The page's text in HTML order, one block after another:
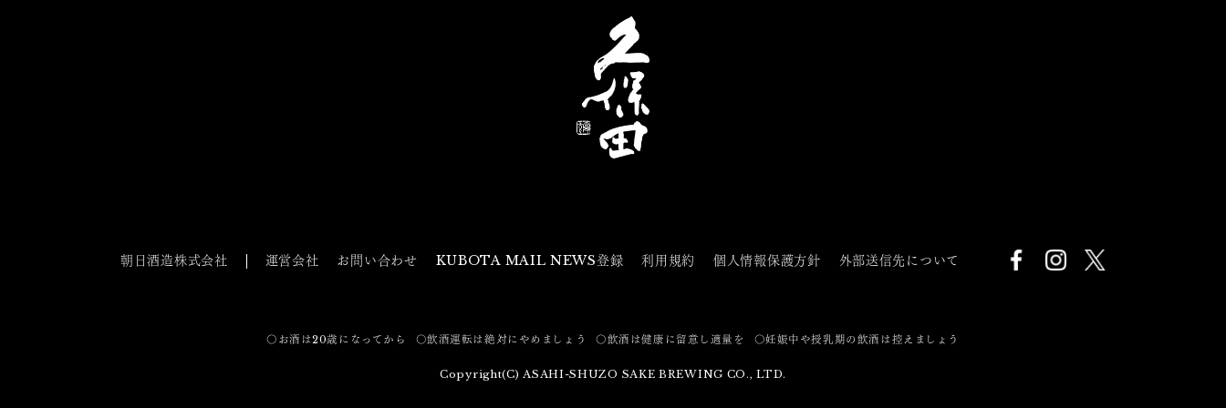
朝日酒造株式会社 運営会社 お問い合わせ KUBOTA MAIL NEWS登録 利用規約 個人情報保護方針 外部送信先について
〇お酒は20歳になってから 〇飲酒運転は絶対にやめましょう 〇飲酒は健康に留意し適量を 〇妊娠中や授乳期の飲酒は控えましょう
Copyright(C) ASAHI-SHUZO SAKE BREWING CO., LTD.